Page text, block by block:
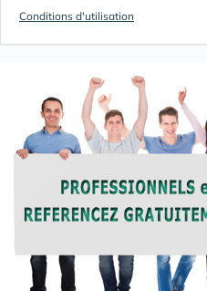
Conditions d'utilisation